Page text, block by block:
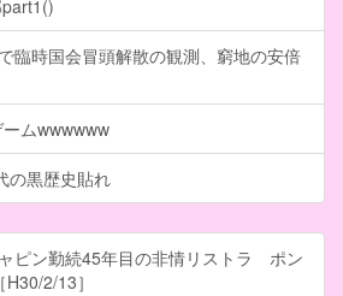
臨時国会冒頭解散の観測、窮地の安倍
ムwwwwww
の黒歴史貼れ
ャピン勤続45年目の非情リストラ ポン
2/13］